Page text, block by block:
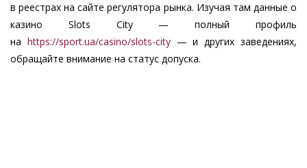
в реестрах на сайте регулятора рынка. Изучая там данные о
казино Slots City — полный профиль
на https://sport.ua/casino/slots-city— и других заведениях,
обращайте внимание на статус допуска.